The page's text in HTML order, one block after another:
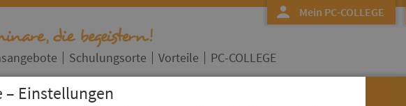
Mein PC-COLLEGE
Schulungsorte Vorteile PC-COLLEGE
– Einstellungen